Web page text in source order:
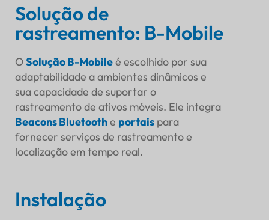
Solução de
rastreamento: B-Mobile
OSolução B-Mobileé escolhido por sua
adaptabilidade a ambientes dinâmicos e
sua capacidade de suportar o
rastreamento de ativos móveis. Ele integra
Beacons Bluetoothe portais para
fornecer serviços de rastreamento e
localização em tempo real.
Instalação